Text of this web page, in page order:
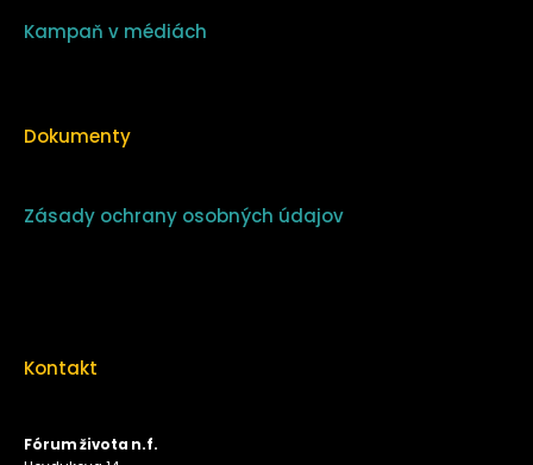
Kampaň v médiách
Dokumenty
Zásady ochrany osobných údajov
Kontakt
Fórum života n.f.